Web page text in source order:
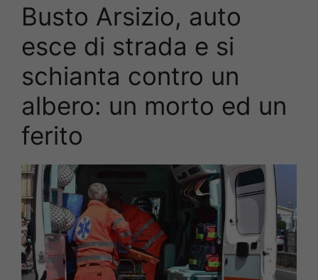
Busto Arsizio, auto
esce di strada e si
schianta contro un
albero: un morto ed un
ferito